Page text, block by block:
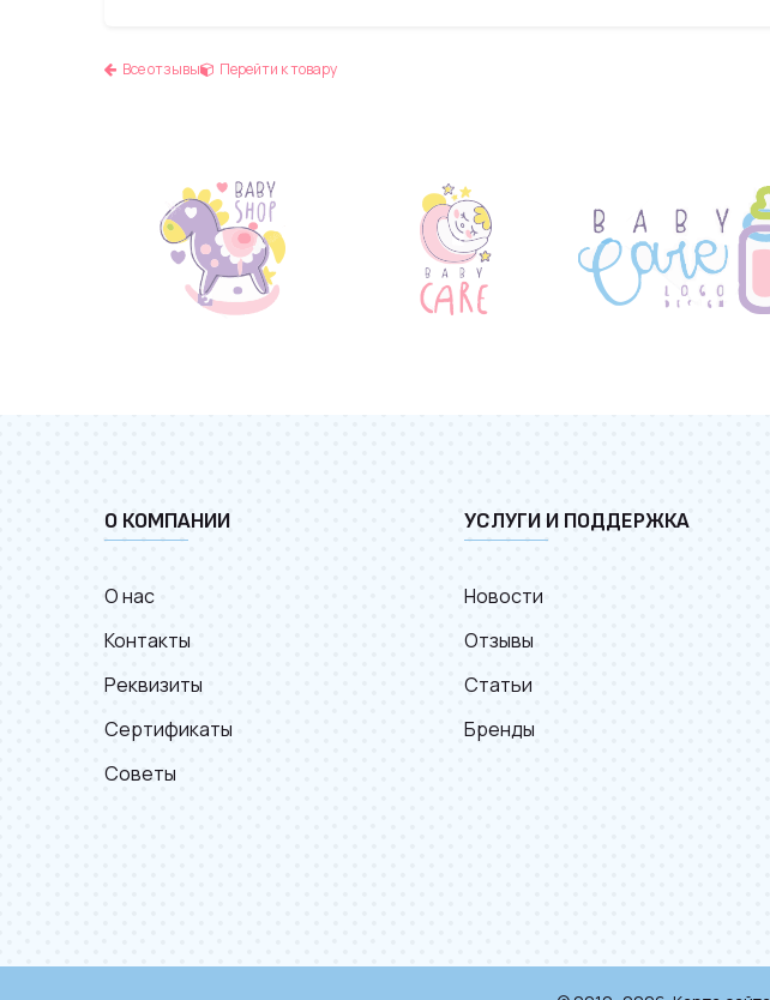
Все отзывы Перейти к товару
О КОМПАНИИ
О нас
Контакты
Реквизиты
Сертификаты
Советы
УСЛУГИ И ПОДДЕРЖКА
Новости
Отзывы
Статьи
Бренды